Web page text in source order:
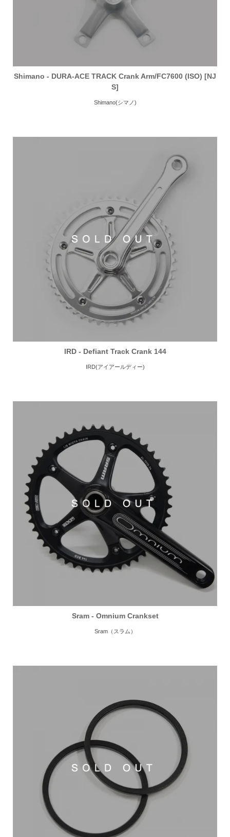
Shimano - DURA-ACE TRACK Crank Arm/FC7600 (ISO) [NJ
S]
Shimano(シマノ)
IRD - Defiant Track Crank 144
IRD(アイアールディー)
Sram - Omnium Crankset
Sram（スラム）